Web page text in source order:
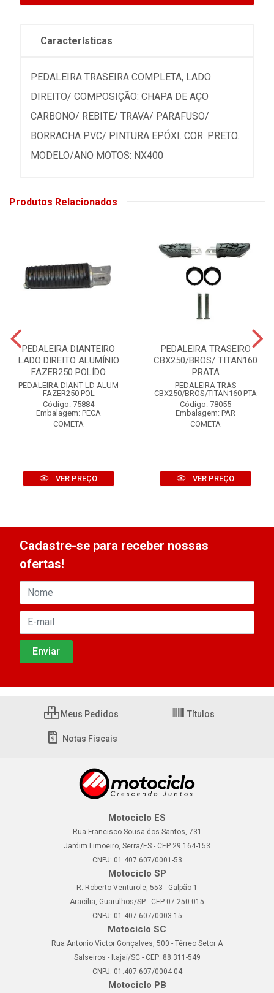
Características
PEDALEIRA TRASEIRA COMPLETA, LADO
DIREITO/ COMPOSIÇÃO: CHAPA DE AÇO
CARBONO/ REBITE/ TRAVA/ PARAFUSO/
BORRACHA PVC/ PINTURA EPÓXI. COR: PRETO.
MODELO/ANO MOTOS: NX400
Produtos Relacionados
PEDALEIRA DIANTEIRO
LADO DIREITO ALUMÍNIO
FAZER250 POLÍDO
PEDALEIRA DIANT LD ALUM
FAZER250 POL
Código: 75884
Embalagem: PECA
COMETA
VER PREÇO
PEDALEIRA TRASEIRO
CBX250/BROS/ TITAN160
PRATA
PEDALEIRA TRAS
CBX250/BROS/TITAN160 PTA
Código: 78055
Embalagem: PAR
COMETA
VER PREÇO
Cadastre-se para receber nossas
ofertas!
Meus Pedidos Títulos
Notas Fiscais
Motociclo ES
Rua Francisco Sousa dos Santos, 731
Jardim Limoeiro, Serra/ES - CEP 29.164-153
CNPJ: 01.407.607/0001-53
Motociclo SP
R. Roberto Venturole, 553 - Galpão 1
Aracília, Guarulhos/SP - CEP 07.250-015
CNPJ: 01.407.607/0003-15
Motociclo SC
Rua Antonio Victor Gonçalves, 500 - Térreo Setor A
Salseiros - Itajaí/SC - CEP: 88.311-549
CNPJ: 01.407.607/0004-04
Motociclo PB